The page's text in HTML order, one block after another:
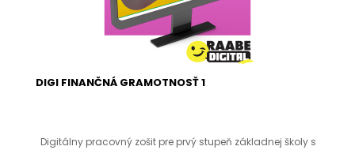
DIGI FINANČNÁ GRAMOTNOSŤ 1
Digitálny pracovný zošit pre prvý stupeň základnej školy s